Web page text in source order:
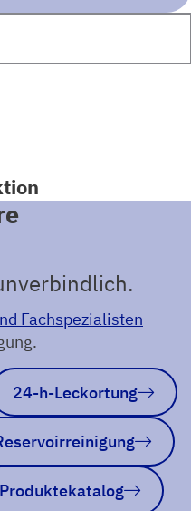
Fachspezialisten
24-h-Leckortung
Produktekatalog